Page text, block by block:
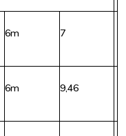
6m 7
6m 9,46